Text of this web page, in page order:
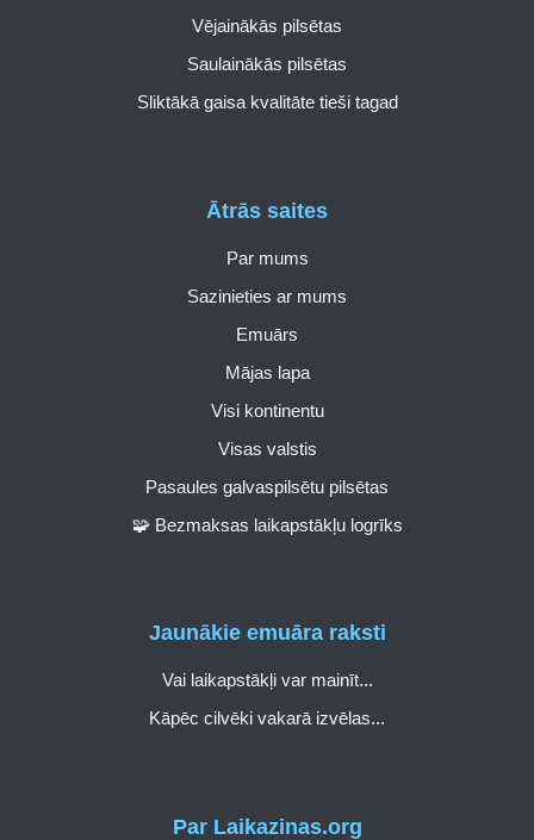
Par Laikazinas.org
Ātrās saites
Par mums
Sazinieties ar mums
Emuārs
Mājas lapa
Visi kontinentu
Visas valstis
Pasaules galvaspilsētu pilsētas
🧩 Bezmaksas laikapstākļu logrīks
Vējainākās pilsētas
Saulainākās pilsētas
Sliktākā gaisa kvalitāte tieši tagad
Jaunākie emuāra raksti
Vai laikapstākļi var mainīt...
Kāpēc cilvēki vakarā izvēlas...